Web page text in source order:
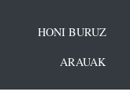
HONI BURUZ
ARAUAK